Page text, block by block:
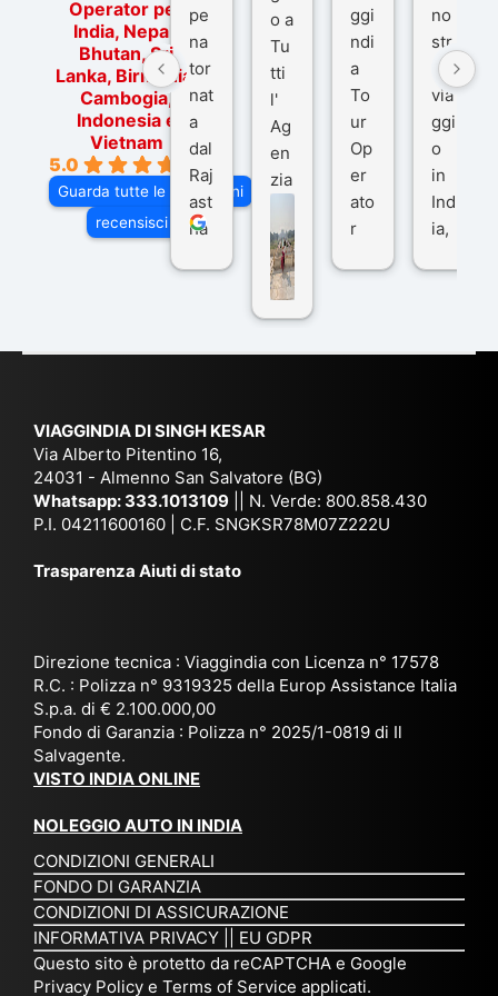
Operator per
India, Nepal,
Bhutan, Sri
Lanka, Birmania,
Cambogia,
Indonesia e
Vietnam
5.0
Guarda tutte le recensioni
recensisci su
pe
na
tor
nat
a
dal
Raj
ast
ha
e
e
co
n
via
o
niz
zat
o
su
su
ra
r
noi
tre
da
Via
o a
Tu
tti
l'
Ag
en
zia
Via
ggI
ndi
a
ag
en
zia
il
pr
rie
pe
rs
on
a
am
ggi
ndi
a
To
ur
Op
er
ato
r
Ne
n,
Sri
ma
nia
è
rdi
na
rio
to
ur
no
str
o
via
ggi
o
in
Ind
ia,
Va
), è
sta
a
ch
e
po
VIAGGINDIA DI SINGH KESAR
Via Alberto Pitentino 16,
24031 - Almenno San Salvatore (BG)
Whatsapp: 333.1013109 || N. Verde: 800.858.430
P.I. 04211600160 | C.F. SNGKSR78M07Z222U
Trasparenza Aiuti di stato
Direzione tecnica : Viaggindia con Licenza n° 17578
R.C. : Polizza n° 9319325 della Europ Assistance Italia
S.p.a. di € 2.100.000,00
Fondo di Garanzia : Polizza n° 2025/1-0819 di Il
Salvagente.
VISTO INDIA ONLINE
NOLEGGIO AUTO IN INDIA
CONDIZIONI GENERALI
FONDO DI GARANZIA
CONDIZIONI DI ASSICURAZIONE
INFORMATIVA PRIVACY
EU GDPR
Questo sito è protetto da reCAPTCHA e Google
Privacy Policy e Terms of Service applicati.